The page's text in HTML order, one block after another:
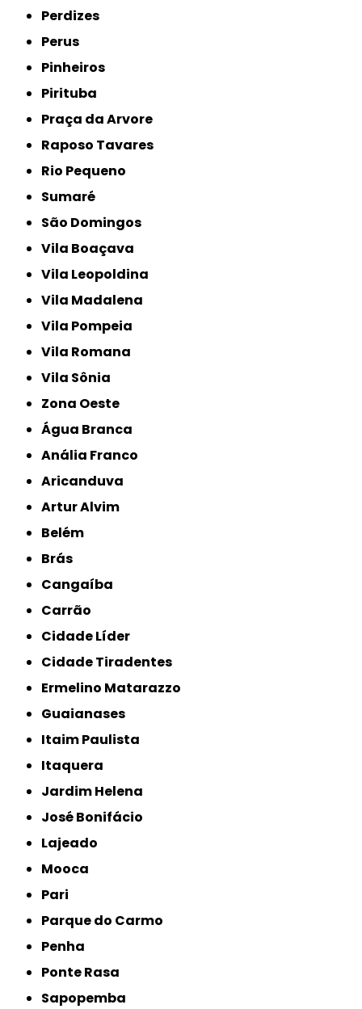
Perdizes
Perus
Pinheiros
Pirituba
Praça da Arvore
Raposo Tavares
Rio Pequeno
Sumaré
São Domingos
Vila Boaçava
Vila Leopoldina
Vila Madalena
Vila Pompeia
Vila Romana
Vila Sônia
Zona Oeste
Água Branca
Anália Franco
Aricanduva
Artur Alvim
Belém
Brás
Cangaíba
Carrão
Cidade Líder
Cidade Tiradentes
Ermelino Matarazzo
Guaianases
Itaim Paulista
Itaquera
Jardim Helena
José Bonifácio
Lajeado
Mooca
Pari
Parque do Carmo
Penha
Ponte Rasa
Sapopemba